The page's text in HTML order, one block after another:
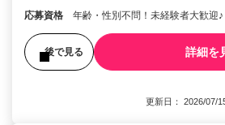
応募資格 年齢・性別不問！未経験者大歓迎♪
後で見る 詳細を
更新日： 2026/07/